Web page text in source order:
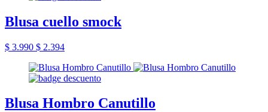
Blusa cuello smock
$ 3.990 $ 2.394
Blusa Hombro Canutillo